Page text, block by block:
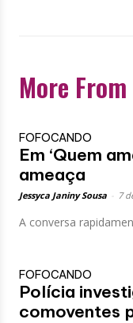
More
FOFOCANDO
Em ‘Quem
ameaça
Jessyca Janiny Sousa 7
A conversa
FOFOCANDO
Polícia
comoventes